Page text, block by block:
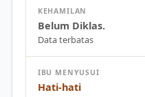
KEHAMILAN
Belum Diklas.
Data terbatas
IBU MENYUSUI
Hati-hati